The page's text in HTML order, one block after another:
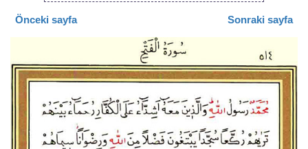
Önceki sayfa Sonraki sayfa